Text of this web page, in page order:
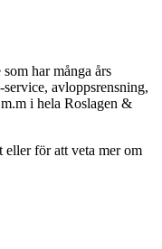
har många års
avloppsrensning,
i hela Roslagen &
för att veta mer om